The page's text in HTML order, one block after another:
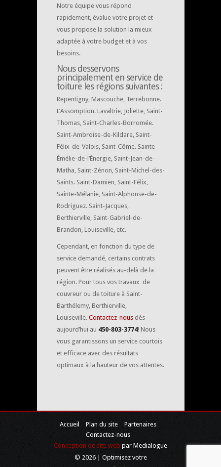
Notre équipe vous répond
rapidement, évalue votre projet et
vous propose la solution la mieux
adaptée à votre budget et à vos
besoins.
Nous desservons
principalement en service de
toiture les régions suivantes :
Repentigny, Mascouche, Terrebonne.
L’Assomption. Lavaltrie, Joliette, Saint-
Thomas, Saint-Charles-Borromée.
Saint-Ambroise-de-Kildare, Saint-
Félix-de-Valois, Saint-Côme. Sainte-
Émélie-de-l’Énergie, Saint-Jean-de-
Matha, Saint-Zénon, Saint-Michel-des-
Saints. Saint-Damien, Saint-Félix,
Sainte-Mélanie, Saint-Alphonse-de-
Rodriguez. Saint-Jacques,
Berthierville, Saint-Gabriel-de-
Brandon, Louiseville, etc.
Cependant, en fonction du type de
service demandé, certains contrats
peuvent être réalisés au-delà de la
région. Pour tous vos travaux de
couvreur ou de toiture à Saint-
Barthélemy, Berthierville,
Louiseville. Contactez-nousdès
aujourd’hui au 450-803-3774! Nous
vous garantissons un service courtois
et efficace avec des résultats
optimaux à la hauteur de vos attentes.
Accueil Plan du site
Partenaires
Contactez-nous
Conception de site web par Medialogue
© 2026 | Optimisez votre